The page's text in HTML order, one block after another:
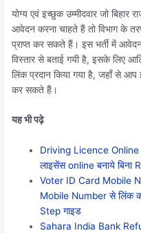
योग्य एवं इच्छुक उम्मीदवार जो बिहार
आवेदन करना चाहते हैं तो विभाग के
प्राप्त कर सकते हैं। इस भर्ती में
विस्तार से बताई गयी है, इसके लिए
लिंक प्रदान किया गया है, जहाँ से
कर सकते हैं।
यह भी पढ़े
Driving Licence Online
लाइसेंस online बनाये बिना
Voter ID Card Mobile
Mobile Number से लिंक
Step गाइड
Sahara India Bank